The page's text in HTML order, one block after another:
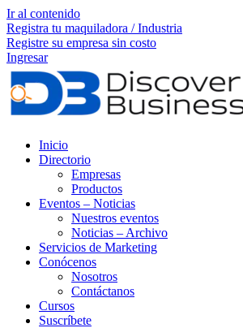
Ir al contenido
Registra tu maquiladora / Industria
Registre su empresa sin costo
Ingresar
Inicio
Directorio
Empresas
Productos
Eventos – Noticias
Nuestros eventos
Noticias – Archivo
Servicios de Marketing
Conócenos
Nosotros
Contáctanos
Cursos
Suscríbete